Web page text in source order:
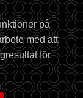
på
med att
för